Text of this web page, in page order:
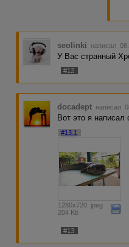
seolinki написал
У Вас странный
#12
docadept написал
Вот это я
#13.1
1280x720, jpeg
204 Kb
#13